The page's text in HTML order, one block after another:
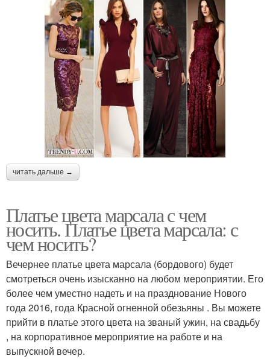
читать дальше →
Платье цвета марсала с чем
носить. Платье цвета марсала: с
чем носить?
Вечернее платье цвета марсала (бордового) будет
смотреться очень изысканно на любом мероприятии. Его
более чем уместно надеть и на празднование Нового
года 2016, года Красной огненной обезьяны . Вы можете
прийти в платье этого цвета на званый ужин, на свадьбу
, на корпоративное мероприятие на работе и на
выпускной вечер.